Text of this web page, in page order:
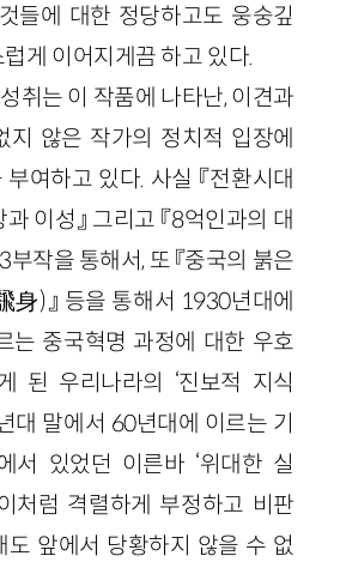
들에 대한 정당하고도 웅숭깊
게 이어지게끔 하고 있다.
취는 이 작품에 나타난, 이견과
지 않은 작가의 정치적 입장에
여하고 있다. 사실 『전환시대
과 이성』 그리고 『8억인과의 대
부작을 통해서, 또 『중국의 붉은
身)』 등을 통해서 1930년대에
는 중국혁명 과정에 대한 우호
된 우리나라의 ‘진보적 지식
대 말에서 60년대에 이르는 기
서 있었던 이른바 ‘위대한 실
처럼 격렬하게 부정하고 비판
도 앞에서 당황하지 않을 수 없